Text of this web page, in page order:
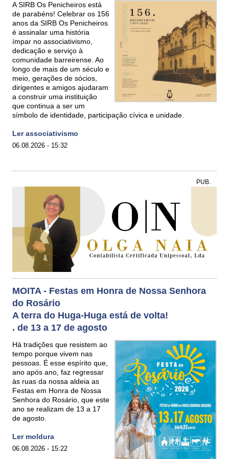
A SIRB Os Penicheiros está
de parabéns! Celebrar os 156
anos da SIRB Os Penicheiros
é assinalar uma história
ímpar no associativismo,
dedicação e serviço à
comunidade barreirense. Ao
longo de mais de um século e
meio, gerações de sócios,
dirigentes e amigos ajudaram
a construir uma instituição
que continua a ser um
símbolo de identidade, participação cívica e unidade.
Ler associativismo
06.08.2026 - 15:32
PUB.
MOITA - Festas em Honra de Nossa Senhora
do Rosário
A terra do Huga-Huga está de volta!
. de 13 a 17 de agosto
Há tradições que resistem ao
tempo porque vivem nas
pessoas. É esse espírito que,
ano após ano, faz regressar
às ruas da nossa aldeia as
Festas em Honra de Nossa
Senhora do Rosário, que este
ano se realizam de 13 a 17
de agosto.
Ler moldura
06.08.2026 - 15:22